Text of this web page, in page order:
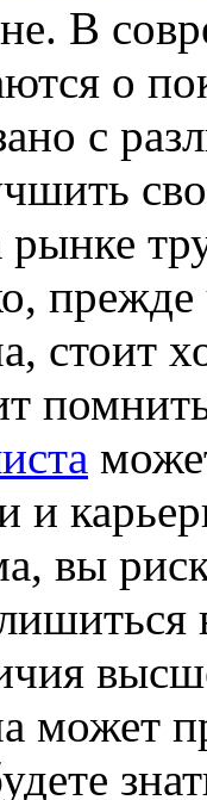
В
о
с
стоит
и
вы
может